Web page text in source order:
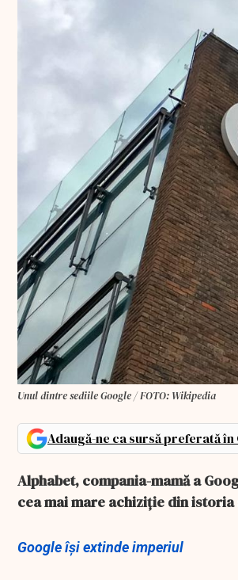
Unul dintre sediile Google / FOTO: Wikipedia
Adaugă-ne ca sursă preferată în
Alphabet, compania-mamă a
cea mai mare achiziție din istoria
Google își extinde imperiul